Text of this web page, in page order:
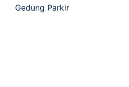
Gedung Parkir